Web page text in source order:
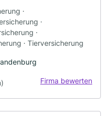
·
·
·
· Tierversicherung
Firma bewerten